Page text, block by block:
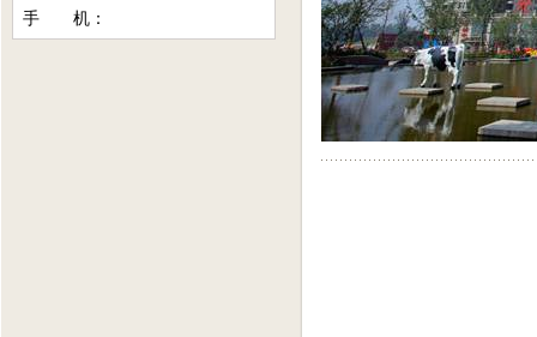
手 机：